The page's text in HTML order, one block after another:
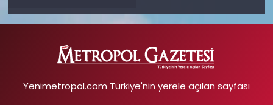
Yenimetropol.com Türkiye'nin yerele açılan sayfası